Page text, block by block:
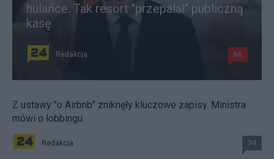
hulańce. Tak resort "przepalał" publiczną
kasę
Redakcja 60
Z ustawy "o Airbnb" zniknęły kluczowe zapisy. Ministra
mówi o lobbingu
Redakcja 34